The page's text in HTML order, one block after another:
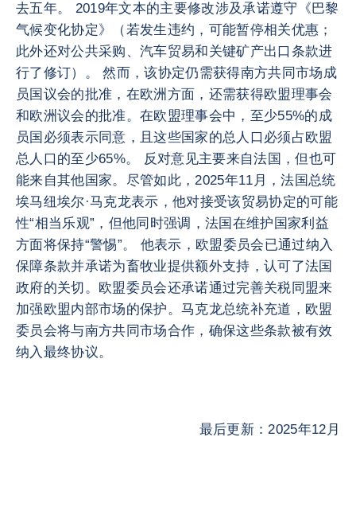
去五年。 2019年文本的主要修改涉及承诺遵守《巴黎
气候变化协定》（若发生违约，可能暂停相关优惠；
此外还对公共采购、汽车贸易和关键矿产出口条款进
行了修订）。 然而，该协定仍需获得南方共同市场成
员国议会的批准，在欧洲方面，还需获得欧盟理事会
和欧洲议会的批准。在欧盟理事会中，至少55%的成
员国必须表示同意，且这些国家的总人口必须占欧盟
总人口的至少65%。 反对意见主要来自法国，但也可
能来自其他国家。尽管如此，2025年11月，法国总统
埃马纽埃尔·马克龙表示，他对接受该贸易协定的可能
性“相当乐观”，但他同时强调，法国在维护国家利益
方面将保持“警惕”。 他表示，欧盟委员会已通过纳入
保障条款并承诺为畜牧业提供额外支持，认可了法国
政府的关切。欧盟委员会还承诺通过完善关税同盟来
加强欧盟内部市场的保护。马克龙总统补充道，欧盟
委员会将与南方共同市场合作，确保这些条款被有效
纳入最终协议。
最后更新：2025年12月